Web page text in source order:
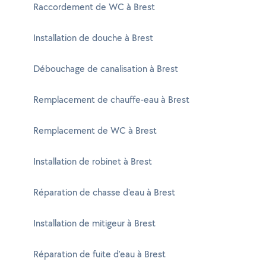
Raccordement de WC à Brest
Installation de douche à Brest
Débouchage de canalisation à Brest
Remplacement de chauffe-eau à Brest
Remplacement de WC à Brest
Installation de robinet à Brest
Réparation de chasse d'eau à Brest
Installation de mitigeur à Brest
Réparation de fuite d'eau à Brest